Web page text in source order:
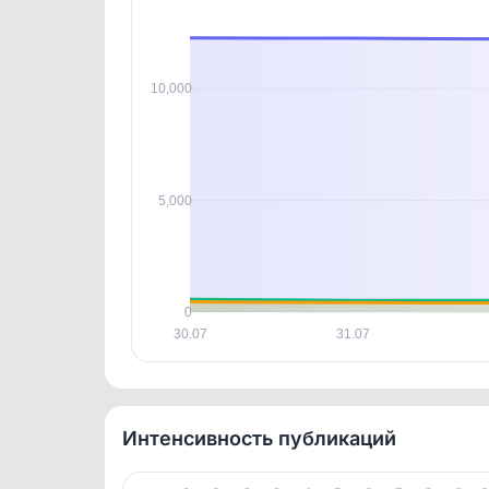
этим
30.07 31.07
10,000
5,000
0
Интенсивность публикаций